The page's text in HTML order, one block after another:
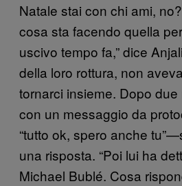
Natale stai con chi ami,
cosa sta facendo quella
uscivo tempo fa,” dice
della loro rottura, non
tornarci insieme. Dopo
con un messaggio da
“tutto ok, spero anche
una risposta. “Poi lui ha
Michael Bublé. Cosa